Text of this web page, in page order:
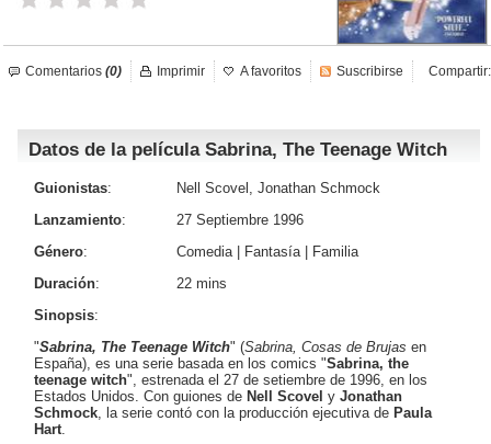
Iniciar sesión Crear cuenta
Comentarios (0) Compartir:
Imprimir A favoritos Suscribirse
Datos de la película Sabrina, The Teenage Witch
Guionistas:
Nell Scovel, Jonathan Schmock
Lanzamiento:
27 Septiembre 1996
Género: Comedia| Fantasía|
Familia
Duración:
22 mins
Sinopsis:
"Sabrina, The Teenage Witch" (Sabrina, Cosas de Brujas en
España), es una serie basada en los comics "Sabrina, the
teenage witch", estrenada el 27 de setiembre de 1996, en los
Estados Unidos. Con guiones de Nell Scovel y Jonathan
Schmock, la serie contó con la producción ejecutiva de Paula
Hart.